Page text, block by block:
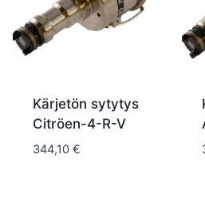
Kärjetön sytytys
Citröen-4-R-V
344,10 €